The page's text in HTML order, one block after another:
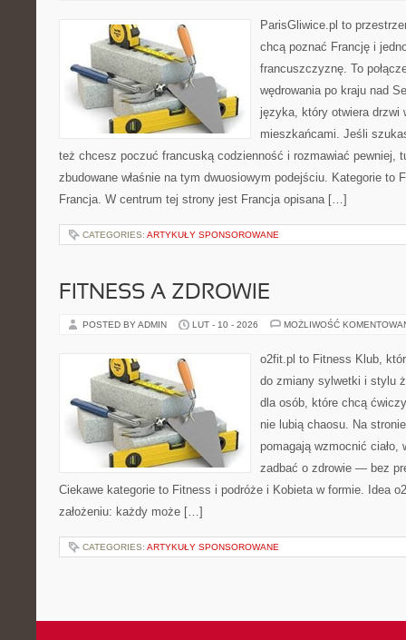
ParisGliwice.pl to
chcą poznać Francję i
francuszczyznę. To
wędrowania po kraju nad
języka, który otwiera drzwi
mieszkańcami. Jeśli
też chcesz poczuć francuską codzienność i rozmawiać pewniej,
zbudowane właśnie na tym dwuosiowym podejściu. Kategorie to
Francja. W centrum tej strony jest Francja opisana […]
CATEGORIES: ARTYKUŁY SPONSOROWANE
FITNESS A ZDROWIE
POSTED BY ADMIN LUT - 10 - 2026 MOŻLIWOŚĆ
o2fit.pl to Fitness Klub,
do zmiany sylwetki i stylu
dla osób, które chcą
nie lubią chaosu. Na
pomagają wzmocnić
zadbać o zdrowie — bez
Ciekawe kategorie to Fitness i podróże i Kobieta w formie. Idea
założeniu: każdy może […]
CATEGORIES: ARTYKUŁY SPONSOROWANE